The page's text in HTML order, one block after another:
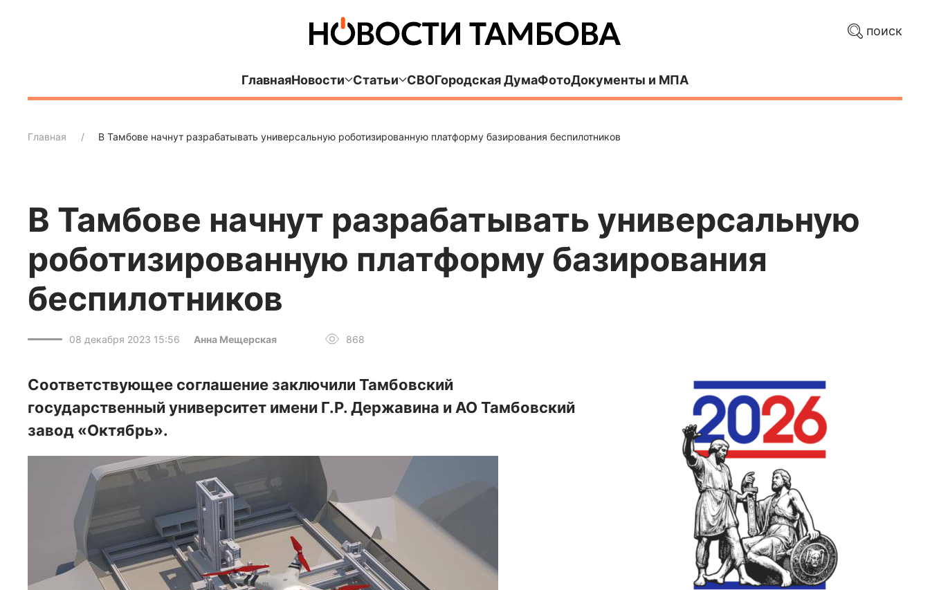
поиск
ГлавнаяНовости Статьи СВОГородская ДумаФотоДокументы и МПА
Главная В Тамбове начнут разрабатывать универсальную роботизированную платформу базирования беспилотников
В Тамбове начнут разрабатывать универсальную
роботизированную платформу базирования
беспилотников
08 декабря 2023 15:56 Анна Мещерская 868
Соответствующее соглашение заключили Тамбовский
государственный университет имени Г.Р. Державина и АО Тамбовский
завод «Октябрь».